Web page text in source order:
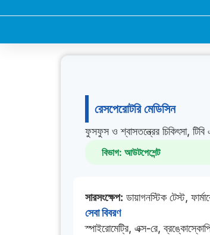
রেসপেরোটরি মেডিসিন
ফুসফুস ও শ্বাসতন্ত্রের চিকিৎসা,
বিভাগ: আউটপেশেন্ট
সারসংক্ষেপ: ডায়াগনস্টিক টেস্ট,
সেবা বিবরণ
স্পাইরোমেট্রি, এক্স‑রে, ব্রঙ্কোস্কোপি